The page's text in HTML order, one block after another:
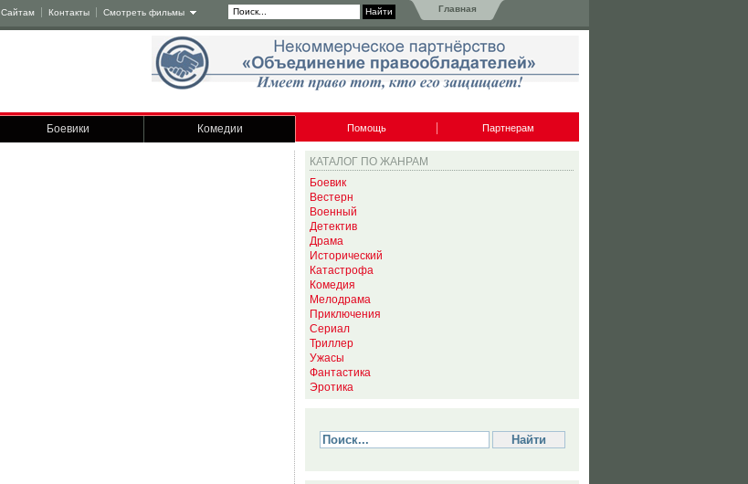
Сайтам Контакты Смотреть фильмы Главная
Боевики Комедии Помощь Партнерам
КАТАЛОГ ПО ЖАНРАМ
Боевик
Вестерн
Военный
Детектив
Драма
Исторический
Катастрофа
Комедия
Мелодрама
Приключения
Сериал
Триллер
Ужасы
Фантастика
Эротика